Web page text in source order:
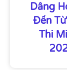
Dâng
Đến
Thi